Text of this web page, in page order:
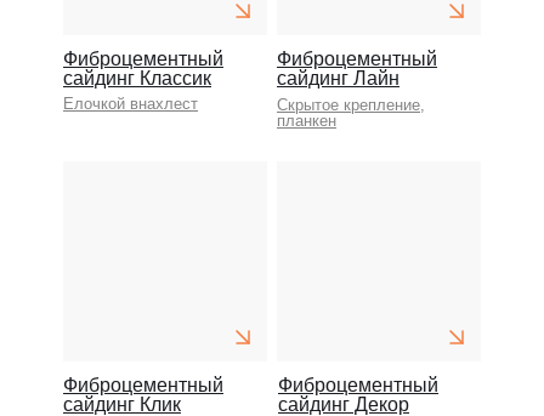
Фиброцементный
сайдинг Декор
Фиброцементный
сайдинг Клик
Скрытое крепление,
планкен
Фиброцементный
сайдинг Лайн
Елочкой внахлест
Фиброцементный
сайдинг Классик